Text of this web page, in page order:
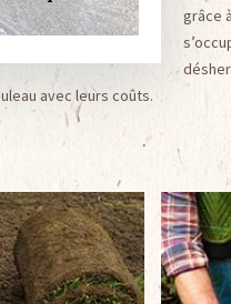
grâce
avec leurs coûts.